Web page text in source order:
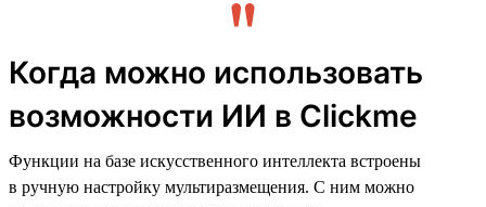
Когда можно использовать
возможности ИИ в Clickme
Функции на базе искусственного интеллекта встроены
в ручную настройку мультиразмещения. С ним можно